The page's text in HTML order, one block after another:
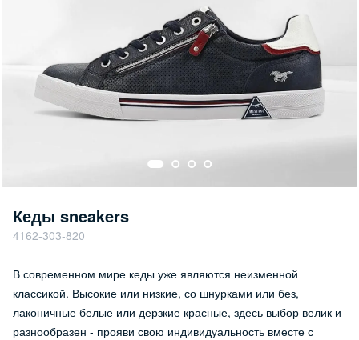
Кеды sneakers
4162-303-820
В современном мире кеды уже являются неизменной
классикой. Высокие или низкие, со шнурками или без,
лаконичные белые или дерзкие красные, здесь выбор велик и
разнообразен - прояви свою индивидуальность вместе с